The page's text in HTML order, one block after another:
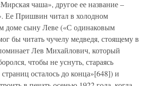
чаша», другое ее название –
Ее Пришвин читал в холодном
доме сыну Леве («С одинаковым
бы читать чучелу медведя, стоящему в
Лев Михайлович, который
чтобы не уснуть, стараясь
страниц осталось до конца»[648]) и